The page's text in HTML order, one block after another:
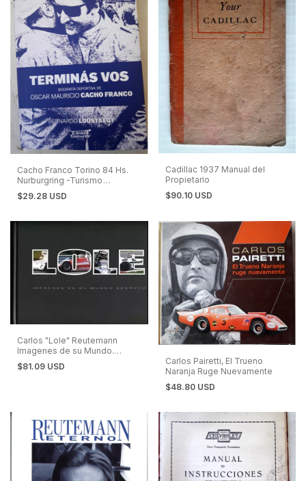
Cacho Franco Torino 84 Hs.
Nurburgring -Turismo
Carretera
$29.28 USD
Cadillac 1937 Manual del
Propietario
$90.10 USD
Carlos "Lole" Reutemann
Imagenes de su Mundo.
Edición De Lujo
$81.09 USD
Carlos Pairetti, El Trueno
Naranja Ruge Nuevamente
$48.80 USD